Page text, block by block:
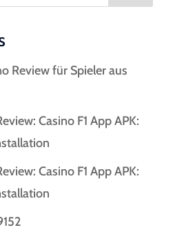
Review für Spieler aus
Casino F1 App APK:
Casino F1 App APK: